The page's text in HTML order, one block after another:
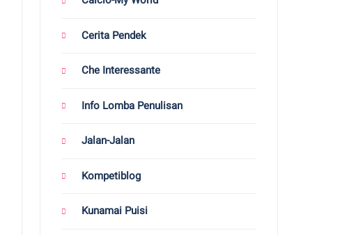
Cerita Pendek
Che Interessante
Info Lomba Penulisan
Jalan-Jalan
Kompetiblog
Kunamai Puisi